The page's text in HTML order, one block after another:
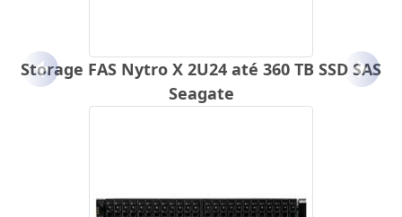
Storage FAS Nytro X 2U24 até 360 TB SSD SAS
Seagate
Anterior